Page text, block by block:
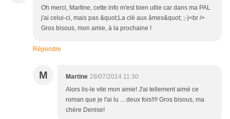
Oh merci, Martine, cette info m'est bien utile car dans ma PAL
j'ai celui-ci, mais pas &quot;La clé aux âmes&quot; ;-)<br />
Gros bisous, mon amie, à la prochaine !
Répondre
M Martine 28/07/2014 11:30
Alors lis-le vite mon amie! J'ai tellement aimé ce
roman que je l'ai lu ... deux fois!!!! Gros bisous, ma
chère Denise!